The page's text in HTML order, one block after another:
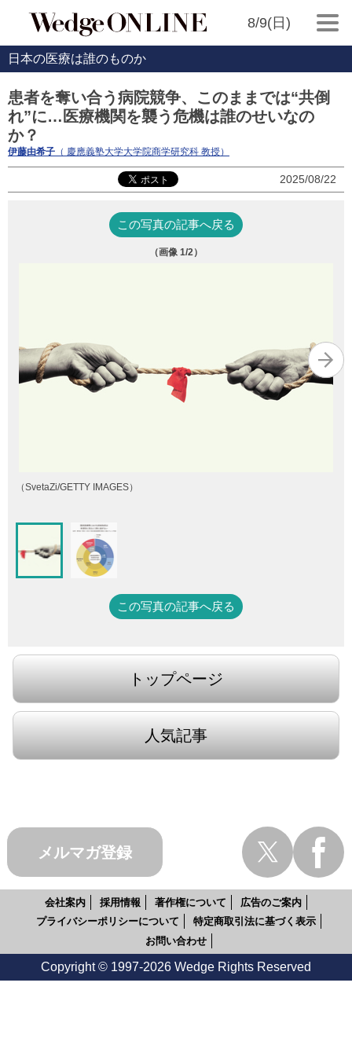
8/9(日)
日本の医療は誰のものか
患者を奪い合う病院競争、このままでは“共倒
れ”に…医療機関を襲う危機は誰のせいなの
か？
伊藤由希子 （ 慶應義塾大学大学院商学研究科 教授）
2025/08/22
この写真の記事へ戻る
（画像 1/2）
（SvetaZi/GETTY IMAGES）
この写真の記事へ戻る
トップページ
人気記事
メルマガ登録
会社案内 採用情報 著作権について
広告のご案内
プライバシーポリシーについて
特定商取引法に基づく表示
お問い合わせ
Copyright © 1997-2026 Wedge Rights Reserved